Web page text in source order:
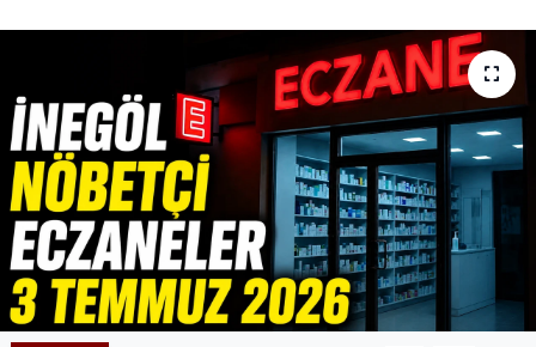
Sağlık
Siyaset
Teknoloji
Yazarlar
Astroloji-Rüya